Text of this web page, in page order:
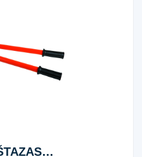
KLIJEŠTAZASAV.NOSAČA620MM